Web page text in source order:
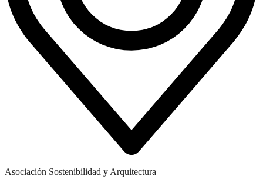
Asociación Sostenibilidad y Arquitectura